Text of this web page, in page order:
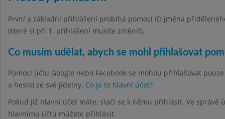
První a základní přihlášení probíhá pomocí ID jména
(které si při 1. přihlášení musíte změnit).
Co musím udělat, abych se mohl přihlašovat
Pomocí účtu Google nebo Facebook se mohou přihlašovat
a heslo) ze své jídelny. Co je to hlavní účet?
Pokud již hlavní účet máte, stačí se k němu přihlásit. Ve
hlavnímu účtu můžete přihlásit.